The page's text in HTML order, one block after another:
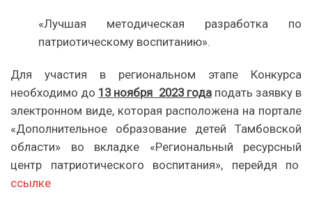
«Лучшая методическая разработка по
патриотическому воспитанию».
Для участия в региональном этапе Конкурса
необходимо до 13 ноября 2023 годаподать заявку в
электронном виде, которая расположена на портале
«Дополнительное образование детей Тамбовской
области» во вкладке «Региональный ресурсный
центр патриотического воспитания», перейдя по
ссылке